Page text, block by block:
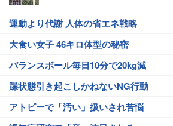
運動より代謝 人体の省エネ戦略
大食い女子 46キロ体型の秘密
バランスボール毎日10分で20kg減
躁状態引き起こしかねないNG行動
アトピーで「汚い」扱いされ苦悩